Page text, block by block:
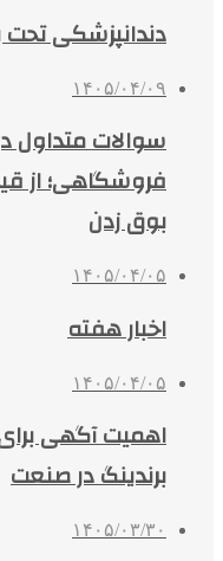
دندانپزشکی
۱۴۰۵/۰۴/۰۹
سوالات متداول
فروشگاهی؛ از
بوق زدن
۱۴۰۵/۰۴/۰۵
اخبار هفته
۱۴۰۵/۰۴/۰۵
اهمیت آگهی
برندینگ در صنعت
۱۴۰۵/۰۳/۳۰